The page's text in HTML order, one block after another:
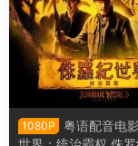
1080P
粤语配音电